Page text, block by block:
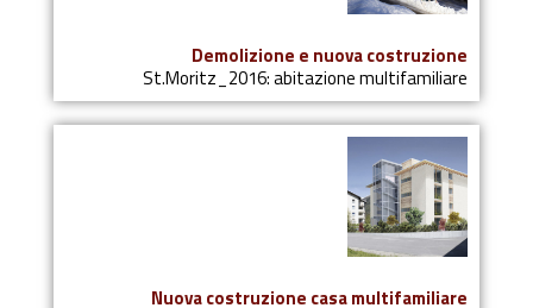
Demolizione e nuova costruzione
St.Moritz_2016: abitazione multifamiliare
Nuova costruzione casa multifamiliare